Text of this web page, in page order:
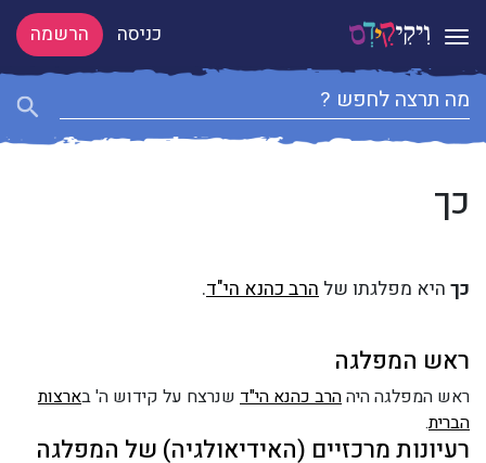
Toggle navigation כניסה הרשמה
כך
כך היא מפלגתו של הרב כהנא הי"ד.
ראש המפלגה
ראש המפלגה היההרב כהנא הי"ד שנרצח על קידוש ה' בארצות
הברית.
רעיונות מרכזיים (האידיאולגיה) של המפלגה